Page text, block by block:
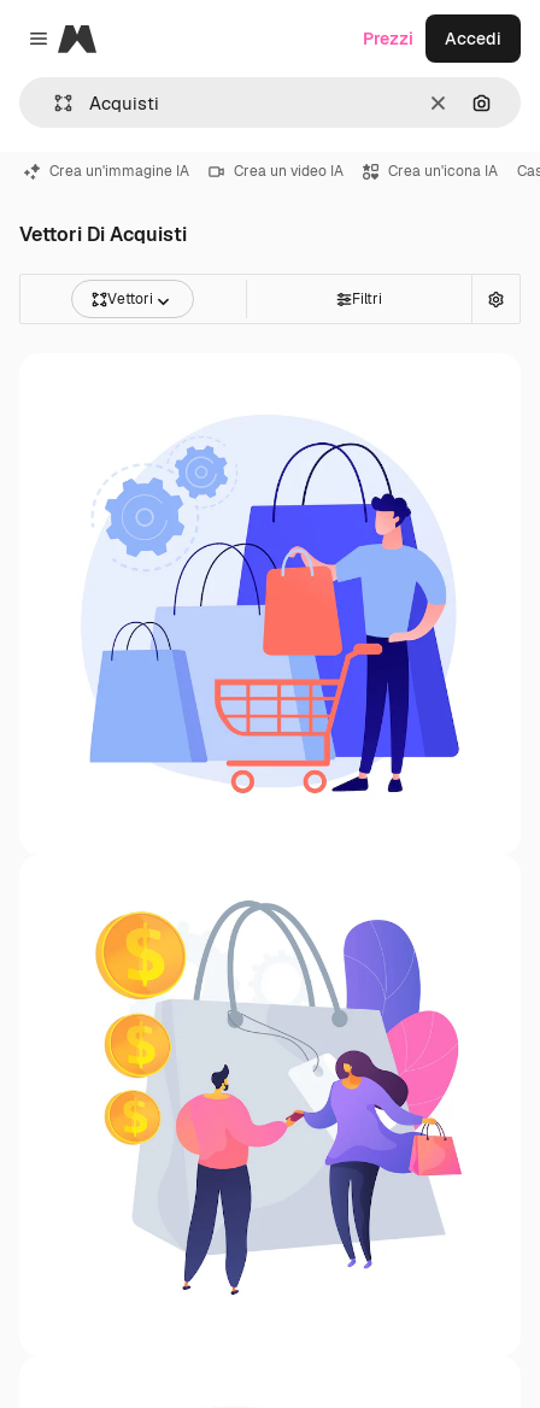
Close menu
Magnific
CancellaCerca
Prezzi Accedi
Crea un'immagine IA Crea un video IA Crea un'icona IA
Vettori Di Acquisti
Vettori Filtri